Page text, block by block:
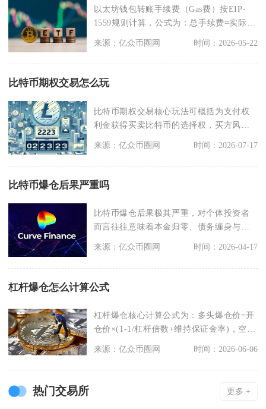
以太坊钱包转账手续费（Gas费）按EIP-
1559规则计算，公式为：总手续费=实际
来源：亿众币圈网 时间：2026-05-22
比特币期权交易怎么玩
比特币期权交易核心玩法可概括为支付权
利金获得买卖比特币的选择权，买方风险
来源：亿众币圈网 时间：2026-07-17
比特币爆仓后果严重吗
比特币爆仓后果极其严重，对个体投资者
而言往往意味着本金归零、债务缠身与心
理崩溃，对市场则会
来源：亿众币圈网 时间：2026-04-17
杠杆爆仓怎么计算公式
杠杆爆仓核心计算公式为：多头爆仓价=开
仓价×(1-1/杠杆倍数+维持保证金率)，空头
来源：亿众币圈网 时间：2026-06-06
热门交易所 更多 +